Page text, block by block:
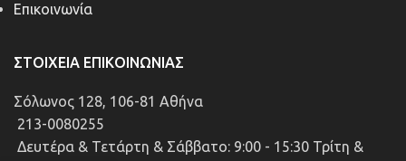
Επικοινωνία
ΣΤΟΙΧΕΊΑ ΕΠΙΚΟΙΝΩΝΊΑΣ
Σόλωνος 128, 106-81 Αθήνα
213-0080255
Δευτέρα & Τετάρτη & Σάββατο: 9:00 - 15:30 Τρίτη &